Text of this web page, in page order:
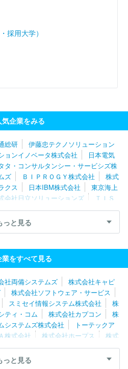
採用大学）
企業をみる
総研
伊藤忠テクノソリューション
ョンイノベータ株式会社
日本電気
タ・コンサルタンシー・サービシズ株
ズ ＢＩＰＲＯＧＹ株式会社
株式
クス 日本IBM株式会社
東京海上
会社日立ソリューションズ
ＴＩＳ
ネットワンシステムズ株式会社
キ
会社
株式会社カプコン
株式会社テクノ
ジーズ株式会社
っと見る
をすべて見る
社両備システムズ
株式会社キャピ
株式会社ソフトウェア・サービス
スミセイ情報システム株式会社
株
ティ・コム 株式会社カプコン
株
システムズ株式会社
トーテックア
株式会社 株式会社ホープス
株式
ズ
株式会社エスピック
株式会
エフサステクノロジーズ株式会社
っと見る